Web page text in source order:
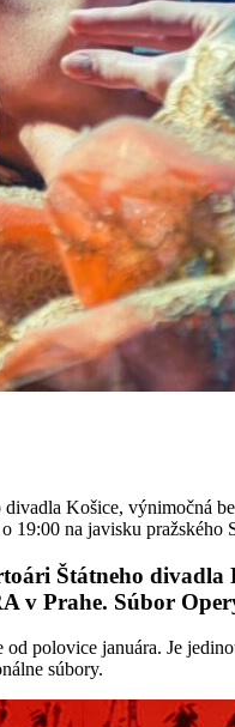
Košice, výnimočná
19:00 na javisku pražského
Štátneho
v Prahe. Súbor
polovice januára. Je
súbory.